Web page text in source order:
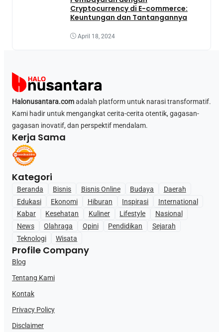
Cryptocurrency di E-commerce:
Keuntungan dan Tantangannya
April 18, 2024
Halonusantara.comadalah platform untuk narasi transformatif.
Kami hadir untuk mengangkat cerita-cerita otentik, gagasan-
gagasan inovatif, dan perspektif mendalam.
Kerja Sama
Kategori
Beranda Bisnis Bisnis Online Budaya
Daerah
Edukasi
Ekonomi Hiburan Inspirasi
International
Kabar
Kesehatan Kuliner Lifestyle
Nasional
News
Olahraga Opini Pendidikan
Sejarah
Teknologi
Wisata
Profile Company
Blog
Tentang Kami
Kontak
Privacy Policy
Disclaimer